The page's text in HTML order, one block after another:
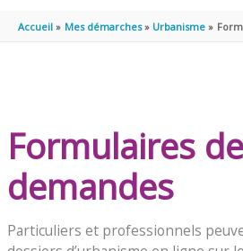
Accueil Mes démarches Urbanisme
Formulaires de
demandes
Particuliers et professionnels